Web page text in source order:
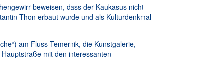
beweisen, dass der Kaukasus nicht
Thon erbaut wurde und als Kulturdenkmal
am Fluss Temernik, die Kunstgalerie,
mit den interessanten